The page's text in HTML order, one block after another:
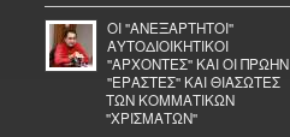
ΟΙ ''ΑΝΕΞΑΡΤΗΤΟΙ''
ΑΥΤΟΔΙΟΙΚΗΤΙΚΟΙ
''ΑΡΧΟΝΤΕΣ'' ΚΑΙ ΟΙ ΠΡΩΗΝ
''ΕΡΑΣΤΕΣ'' ΚΑΙ ΘΙΑΣΩΤΕΣ
ΤΩΝ ΚΟΜΜΑΤΙΚΩΝ
''ΧΡΙΣΜΑΤΩΝ''